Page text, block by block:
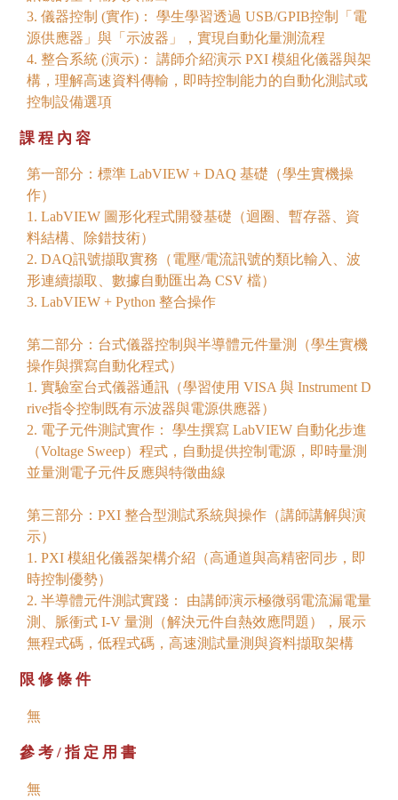
3. 儀器控制 (實作)： 學生學習透過 USB/GPIB控制「電
源供應器」與「示波器」，實現自動化量測流程
4. 整合系統 (演示)： 講師介紹演示 PXI 模組化儀器與架
構，理解高速資料傳輸，即時控制能力的自動化測試或
控制設備選項
課程內容
第一部分：標準 LabVIEW + DAQ 基礎（學生實機操
作）
1. LabVIEW 圖形化程式開發基礎（迴圈、暫存器、資
料結構、除錯技術）
2. DAQ訊號擷取實務（電壓/電流訊號的類比輸入、波
形連續擷取、數據自動匯出為 CSV 檔）
3. LabVIEW + Python 整合操作
第二部分：台式儀器控制與半導體元件量測（學生實機
操作與撰寫自動化程式）
1. 實驗室台式儀器通訊（學習使用 VISA 與 Instrument D
rive指令控制既有示波器與電源供應器）
2. 電子元件測試實作： 學生撰寫 LabVIEW 自動化步進
（Voltage Sweep）程式，自動提供控制電源，即時量測
並量測電子元件反應與特徵曲線
第三部分：PXI 整合型測試系統與操作（講師講解與演
示）
1. PXI 模組化儀器架構介紹（高通道與高精密同步，即
時控制優勢）
2. 半導體元件測試實踐： 由講師演示極微弱電流漏電量
測、脈衝式 I-V 量測（解決元件自熱效應問題），展示
無程式碼，低程式碼，高速測試量測與資料擷取架構
限修條件
無
參考/指定用書
無